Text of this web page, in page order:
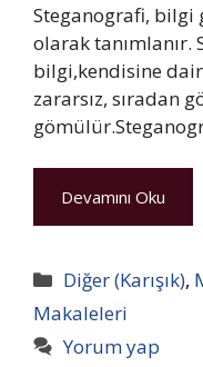
Steganografi, bilgi
olarak tanımlanır.
bilgi,kendisine
zararsız, sıradan
Devamını Oku
Kategoriler
Diğer (Karışık),
Makaleleri
Yorum yap